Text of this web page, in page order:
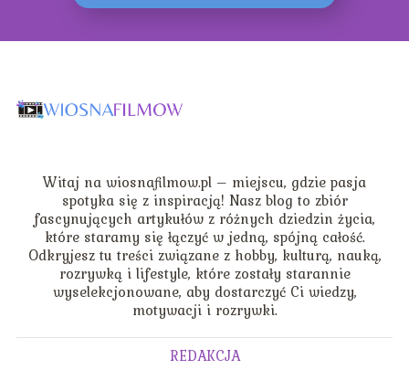
Witaj na wiosnafilmow.pl – miejscu, gdzie pasja
spotyka się z inspiracją! Nasz blog to zbiór
fascynujących artykułów z różnych dziedzin życia,
które staramy się łączyć w jedną, spójną całość.
Odkryjesz tu treści związane z hobby, kulturą, nauką,
rozrywką i lifestyle, które zostały starannie
wyselekcjonowane, aby dostarczyć Ci wiedzy,
motywacji i rozrywki.
REDAKCJA